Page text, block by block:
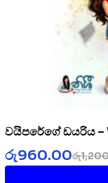
වයිපරේගේ ඩයරිය –
රු
රු960.00